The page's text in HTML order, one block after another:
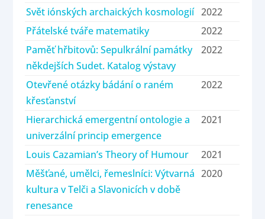
Svět iónských archaických kosmologií 2022
Přátelské tváře matematiky
2022
Paměť hřbitovů: Sepulkrální památky
někdejších Sudet. Katalog výstavy
2022
Otevřené otázky bádání o raném
křesťanství
2022
Hierarchická emergentní ontologie a
univerzální princip emergence
2021
Louis Cazamian’s Theory of Humour
2021
Měšťané, umělci, řemeslníci: Výtvarná
kultura v Telči a Slavonicích v době
renesance
2020